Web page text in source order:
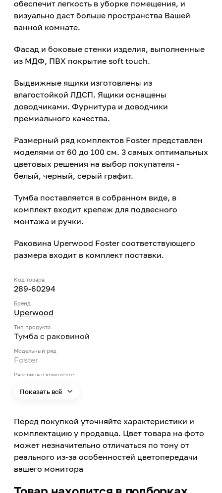
обеспечит легкость в уборке помещения, и
визуально даст больше пространства Вашей
ванной комнате.
Фасад и боковые стенки изделия, выполненные
из МДФ, ПВХ покрытие soft touch.
Выдвижные ящики изготовлены из
влагостойкой ЛДСП. Ящики оснащены
доводчиками. Фурнитура и доводчики
премиального качества.
Размерный ряд комплектов Foster представлен
моделями от 60 до 100 см. 3 самых оптимальных
цветовых решения на выбор покупателя -
белый, черный, серый графит.
Тумба поставляется в собранном виде, в
комплект входит крепеж для подвесного
монтажа и ручки.
Раковина Uperwood Foster соответствующего
размера входит в комплект поставки.
Код товара
289-60294
Бренд
Uperwood
Тип продукта
Тумба с раковиной
Модельный ряд
Foster
Раковина в комплекте
Цвет
Черный
Ширина
600
Высота
Показать всё
Перед покупкой уточняйте характеристики и
комплектацию у продавца. Цвет товара на фото
может незначительно отличаться по тону от
реального из-за особенностей цветопередачи
вашего монитора